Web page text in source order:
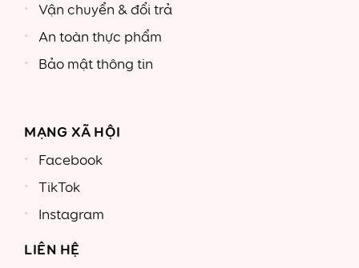
Vận chuyển & đổi trả
An toàn thực phẩm
Bảo mật thông tin
MẠNG XÃ HỘI
Facebook
TikTok
Instagram
LIÊN HỆ